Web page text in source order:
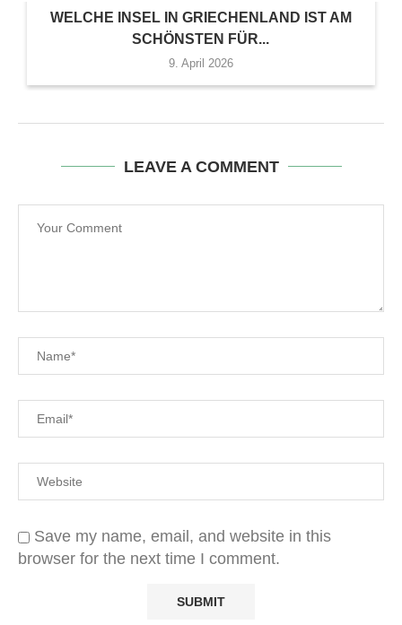
WELCHE INSEL IN GRIECHENLAND IST AM
SCHÖNSTEN FÜR...
9. April 2026
LEAVE A COMMENT
Save my name, email, and website in this
browser for the next time I comment.